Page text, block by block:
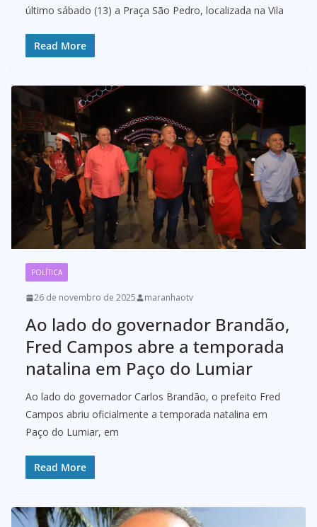
último sábado (13) a Praça São Pedro, localizada na Vila
Read More
POLÍTICA
26 de novembro de 2025 maranhaotv
Ao lado do governador Brandão,
Fred Campos abre a temporada
natalina em Paço do Lumiar
Ao lado do governador Carlos Brandão, o prefeito Fred
Campos abriu oficialmente a temporada natalina em
Paço do Lumiar, em
Read More